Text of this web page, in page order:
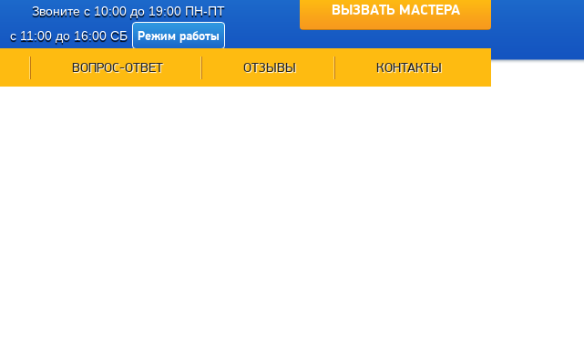
Звоните с 10:00 до 19:00 ПН-ПТ
с 11:00 до 16:00 СБ
Режим работы
ВЫЗВАТЬ МАСТЕРА
ВОПРОС-ОТВЕТ ОТЗЫВЫ КОНТАКТЫ